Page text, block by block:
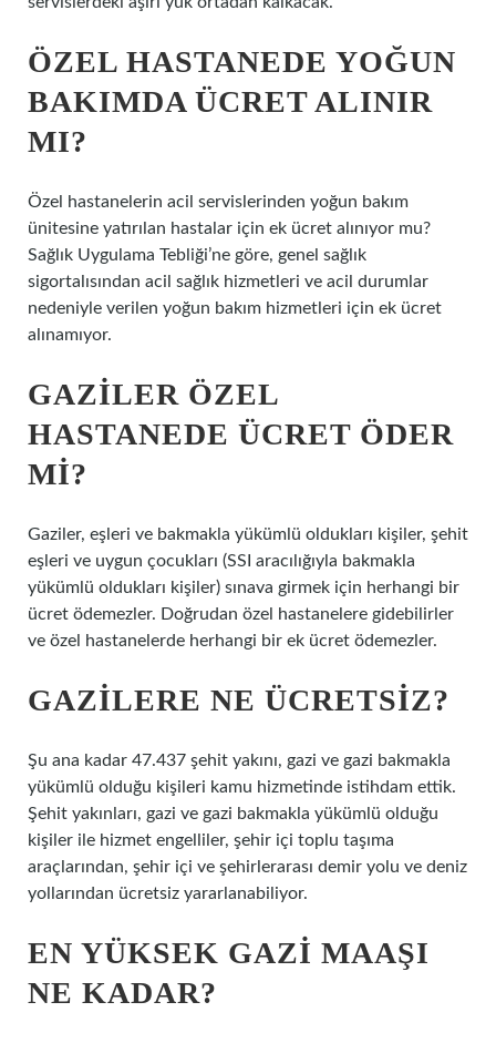
ÖZEL HASTANEDE YOĞUN
BAKIMDA ÜCRET ALINIR
MI?
Özel hastanelerin acil servislerinden yoğun bakım
ünitesine yatırılan hastalar için ek ücret alınıyor mu?
Sağlık Uygulama Tebliği’ne göre, genel sağlık
sigortalısından acil sağlık hizmetleri ve acil durumlar
nedeniyle verilen yoğun bakım hizmetleri için ek ücret
alınamıyor.
GAZILER ÖZEL
HASTANEDE ÜCRET ÖDER
MI?
Gaziler, eşleri ve bakmakla yükümlü oldukları kişiler, şehit
eşleri ve uygun çocukları (SSI aracılığıyla bakmakla
yükümlü oldukları kişiler) sınava girmek için herhangi bir
ücret ödemezler. Doğrudan özel hastanelere gidebilirler
ve özel hastanelerde herhangi bir ek ücret ödemezler.
GAZILERE NE ÜCRETSIZ?
Şu ana kadar 47.437 şehit yakını, gazi ve gazi bakmakla
yükümlü olduğu kişileri kamu hizmetinde istihdam ettik.
Şehit yakınları, gazi ve gazi bakmakla yükümlü olduğu
kişiler ile hizmet engelliler, şehir içi toplu taşıma
araçlarından, şehir içi ve şehirlerarası demir yolu ve deniz
yollarından ücretsiz yararlanabiliyor.
EN YÜKSEK GAZI MAAŞI
NE KADAR?